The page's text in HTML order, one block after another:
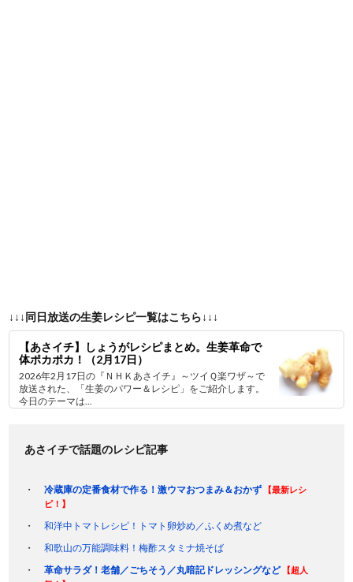
↓↓↓同日放送の生姜レシピ一覧はこちら↓↓↓
【あさイチ】しょうがレシピまとめ。生姜革命で
体ポカポカ！（2月17日）
2026年2月17日の『ＮＨＫあさイチ』～ツイＱ楽ワザ～で
放送された、「生姜のパワー＆レシピ」をご紹介します。
今日のテーマは...
あさイチで話題のレシピ記事
冷蔵庫の定番食材で作る！激ウマおつまみ＆おかず
【最新レシ
ピ！】
和洋中トマトレシピ！トマト卵炒め／ふくめ煮など
和歌山の万能調味料！梅酢スタミナ焼そば
革命サラダ！老舗／ごちそう／丸暗記ドレッシングなど
【超人